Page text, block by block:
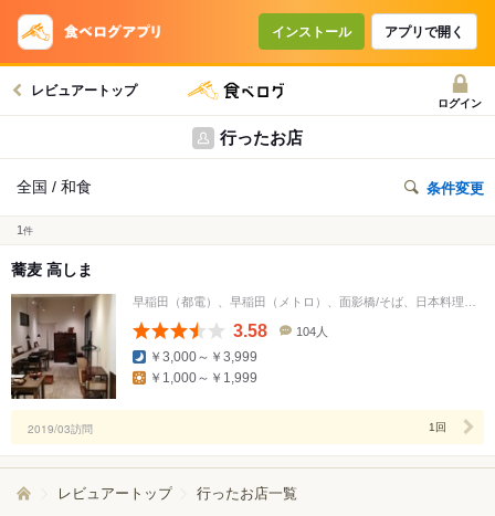
インストール アプリで開く
レビュアートップ
ログイン
行ったお店
全国 / 和食 条件変更
1 件
蕎麦 高しま
3.58
数
104人
￥3,000～￥3,999
￥1,000～￥1,999
2019/03訪問 1回
レビュアートップ 行ったお店一覧